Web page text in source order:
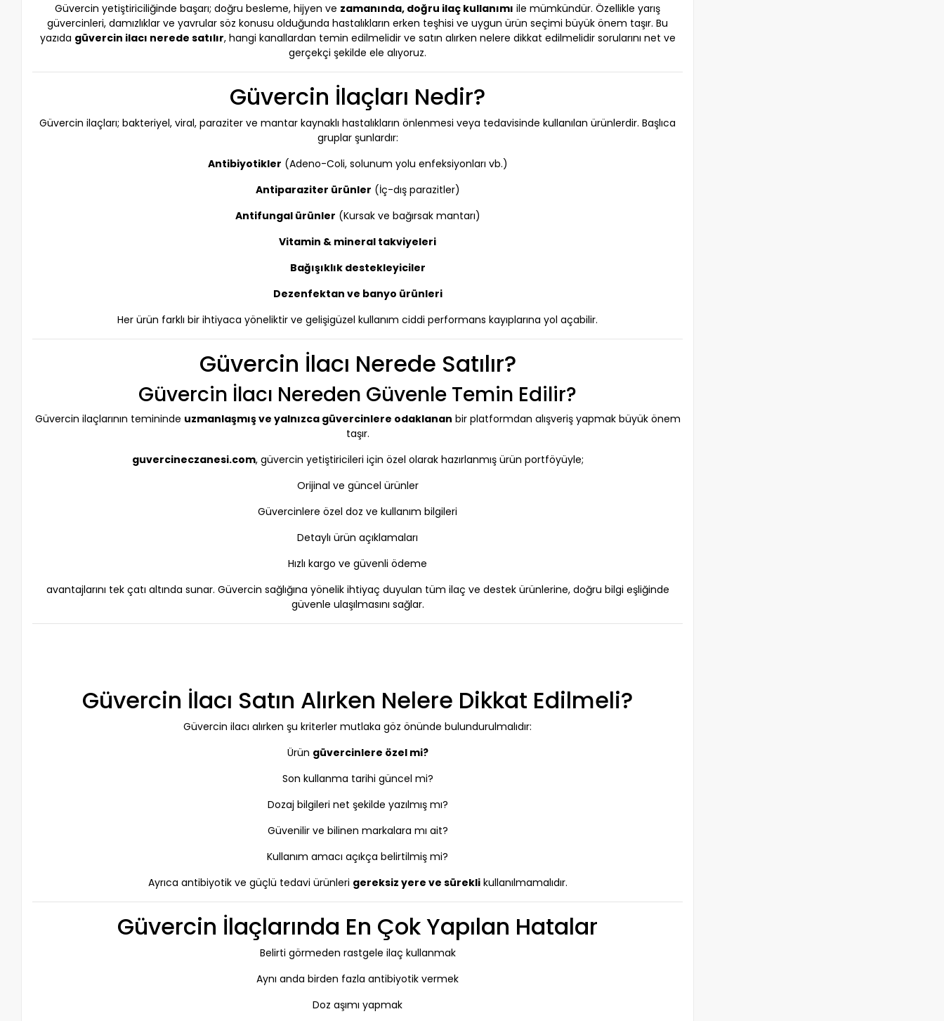
Güvercin yetiştiriciliğinde başarı; doğru besleme, hijyen ve zamanında, doğru ilaç kullanımı ile mümkündür. Özellikle yarış
güvercinleri, damızlıklar ve yavrular söz konusu olduğunda hastalıkların erken teşhisi ve uygun ürün seçimi büyük önem taşır. Bu
yazıda güvercin ilacı nerede satılır, hangi kanallardan temin edilmelidir ve satın alırken nelere dikkat edilmelidir sorularını net ve
gerçekçi şekilde ele alıyoruz.
Güvercin İlaçları Nedir?
Güvercin ilaçları; bakteriyel, viral, paraziter ve mantar kaynaklı hastalıkların önlenmesi veya tedavisinde kullanılan ürünlerdir. Başlıca
gruplar şunlardır:
Antibiyotikler (Adeno-Coli, solunum yolu enfeksiyonları vb.)
Antiparaziter ürünler (İç-dış parazitler)
Antifungal ürünler (Kursak ve bağırsak mantarı)
Vitamin & mineral takviyeleri
Bağışıklık destekleyiciler
Dezenfektan ve banyo ürünleri
Her ürün farklı bir ihtiyaca yöneliktir ve gelişigüzel kullanım ciddi performans kayıplarına yol açabilir.
Güvercin İlacı Nerede Satılır?
Güvercin İlacı Nereden Güvenle Temin Edilir?
Güvercin ilaçlarının temininde uzmanlaşmış ve yalnızca güvercinlere odaklanan bir platformdan alışveriş yapmak büyük önem
taşır.
guvercineczanesi.com, güvercin yetiştiricileri için özel olarak hazırlanmış ürün portföyüyle;
Orijinal ve güncel ürünler
Güvercinlere özel doz ve kullanım bilgileri
Detaylı ürün açıklamaları
Hızlı kargo ve güvenli ödeme
avantajlarını tek çatı altında sunar. Güvercin sağlığına yönelik ihtiyaç duyulan tüm ilaç ve destek ürünlerine, doğru bilgi eşliğinde
güvenle ulaşılmasını sağlar.
Güvercin İlacı Satın Alırken Nelere Dikkat Edilmeli?
Güvercin ilacı alırken şu kriterler mutlaka göz önünde bulundurulmalıdır:
Ürün güvercinlere özel mi?
Son kullanma tarihi güncel mi?
Dozaj bilgileri net şekilde yazılmış mı?
Güvenilir ve bilinen markalara mı ait?
Kullanım amacı açıkça belirtilmiş mi?
Ayrıca antibiyotik ve güçlü tedavi ürünleri gereksiz yere ve süreklikullanılmamalıdır.
Güvercin İlaçlarında En Çok Yapılan Hatalar
Belirti görmeden rastgele ilaç kullanmak
Aynı anda birden fazla antibiyotik vermek
Doz aşımı yapmak